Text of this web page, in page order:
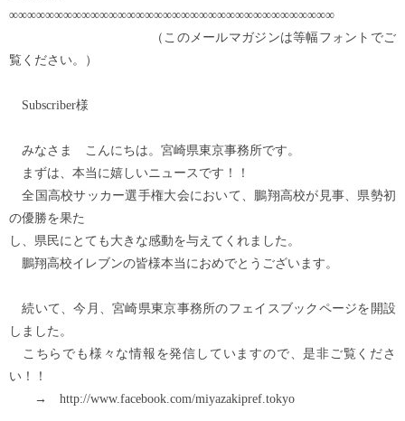
∞∞∞∞∞∞∞∞∞∞∞∞∞∞∞∞∞∞∞∞∞∞∞∞∞∞∞∞∞∞∞∞∞∞∞∞
（このメールマガジンは等幅フォントでご
覧ください。）
Subscriber様
みなさま こんにちは。宮崎県東京事務所です。
まずは、本当に嬉しいニュースです！！
全国高校サッカー選手権大会において、鵬翔高校が見事、県勢初
の優勝を果た
し、県民にとても大きな感動を与えてくれました。
鵬翔高校イレブンの皆様本当におめでとうございます。
続いて、今月、宮崎県東京事務所のフェイスブックページを開設
しました。
こちらでも様々な情報を発信していますので、是非ご覧くださ
い！！
→ http://www.facebook.com/miyazakipref.tokyo